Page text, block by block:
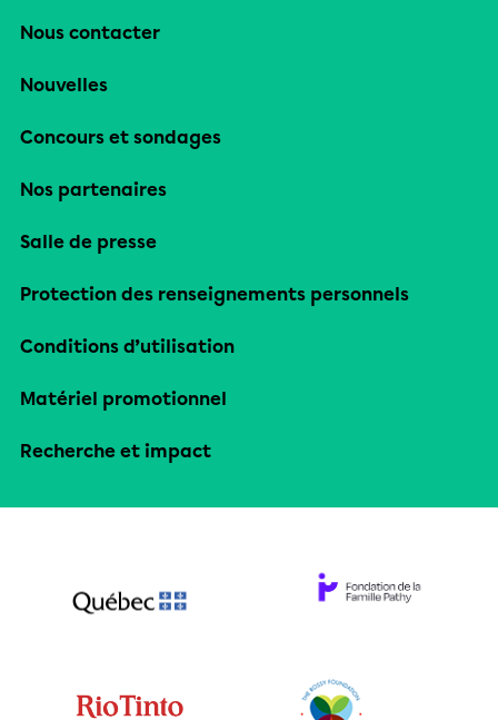
Nous contacter
Nouvelles
Concours et sondages
Nos partenaires
Salle de presse
Protection des renseignements personnels
Conditions d’utilisation
Matériel promotionnel
Recherche et impact